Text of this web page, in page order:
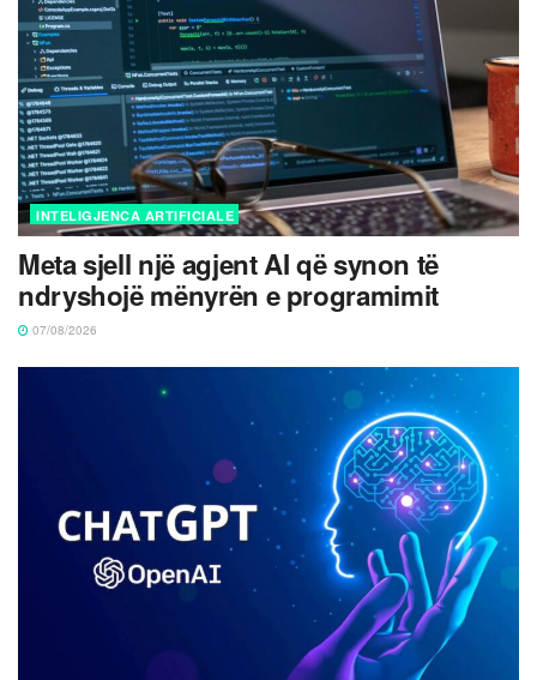
INTELIGJENCA ARTIFICIALE
Meta sjell një agjent AI që synon të
ndryshojë mënyrën e programimit
07/08/2026